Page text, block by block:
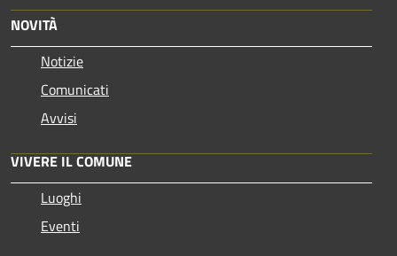
NOVITÀ
Notizie
Comunicati
Avvisi
VIVERE IL COMUNE
Luoghi
Eventi